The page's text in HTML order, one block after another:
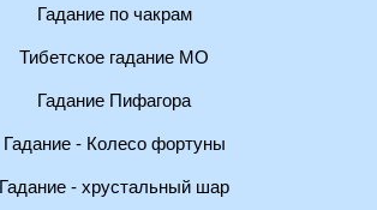
Гадание по чакрам
Тибетское гадание МО
Гадание Пифагора
Гадание - Колесо фортуны
Гадание - хрустальный шар